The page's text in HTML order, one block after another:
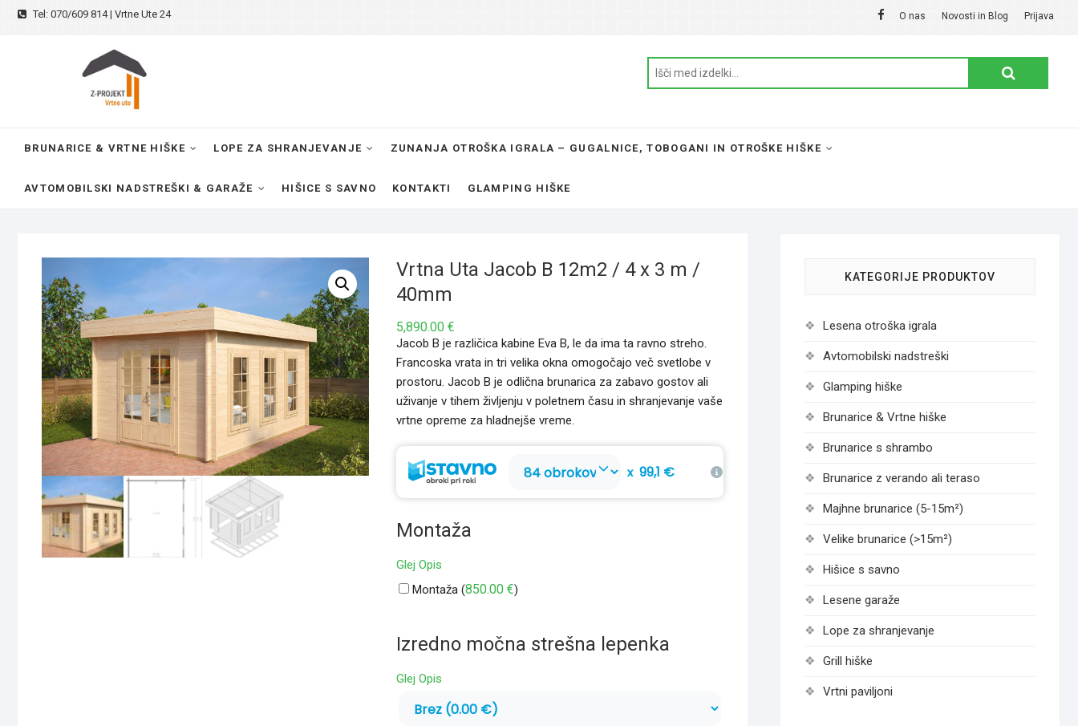
Skip
Tel: 070/609 814 | Vrtne Ute 24 Facebook
O nas Novosti in Blog Prijava
BRUNARICE & VRTNE HIŠKE LOPE ZA SHRANJEVANJE ZUNANJA OTROŠKA IGRALA – GUGALNICE, TOBOGANI IN OTROŠKE HIŠKE
AVTOMOBILSKI NADSTREŠKI & GARAŽE HIŠICE S SAVNO KONTAKTI GLAMPING HIŠKE
Vrtna Uta Jacob B 12m2 / 4 x 3 m /
40mm
5,890.00 €
Jacob B je različica kabine Eva B, le da ima ta ravno streho.
Francoska vrata in tri velika okna omogočajo več svetlobe v
prostoru. Jacob B je odlična brunarica za zabavo gostov ali
uživanje v tihem življenju v poletnem času in shranjevanje vaše
vrtne opreme za hladnejše vreme.
x 99,1 €
Montaža
Glej Opis
Montaža (850.00 €)
Izredno močna strešna lepenka
Glej Opis
KATEGORIJE PRODUKTOV
Lesena otroška igrala
Avtomobilski nadstreški
Glamping hiške
Brunarice & Vrtne hiške
Brunarice s shrambo
Brunarice z verando ali teraso
Majhne brunarice (5-15m²)
Velike brunarice (>15m²)
Hišice s savno
Lesene garaže
Lope za shranjevanje
Grill hiške
Vrtni paviljoni